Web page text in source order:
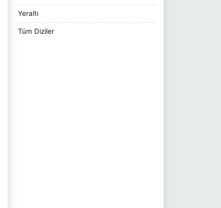
Yeraltı
Tüm Diziler